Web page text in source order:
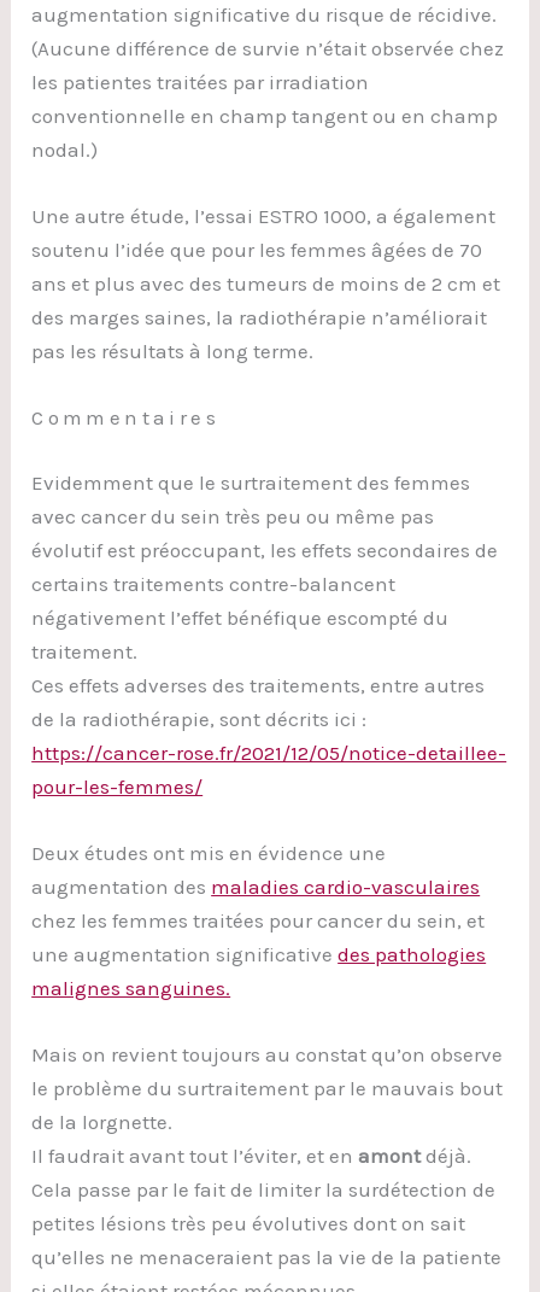
augmentation significative du risque de récidive.
(Aucune différence de survie n’était observée chez
les patientes traitées par irradiation
conventionnelle en champ tangent ou en champ
nodal.)
Une autre étude, l’essai ESTRO 1000, a également
soutenu l’idée que pour les femmes âgées de 70
ans et plus avec des tumeurs de moins de 2 cm et
des marges saines, la radiothérapie n’améliorait
pas les résultats à long terme.
Commentaires
Evidemment que le surtraitement des femmes
avec cancer du sein très peu ou même pas
évolutif est préoccupant, les effets secondaires de
certains traitements contre-balancent
négativement l’effet bénéfique escompté du
traitement.
Ces effets adverses des traitements, entre autres
de la radiothérapie, sont décrits ici :
https://cancer-rose.fr/2021/12/05/notice-detaillee-
pour-les-femmes/
Deux études ont mis en évidence une
augmentation des maladies cardio-vasculaires
chez les femmes traitées pour cancer du sein, et
une augmentation significativedes pathologies
malignes sanguines.
Mais on revient toujours au constat qu’on observe
le problème du surtraitement par le mauvais bout
de la lorgnette.
Il faudrait avant tout l’éviter, et enamontdéjà.
Cela passe par le fait de limiter la surdétection de
petites lésions très peu évolutives dont on sait
qu’elles ne menaceraient pas la vie de la patiente